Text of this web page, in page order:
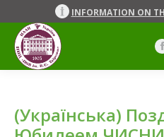
INFORMATION ON
(Українська)